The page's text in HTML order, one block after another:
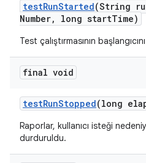
testRunStarted(String
Number, long startTime)
Test çalıştırmasının
final void
testRunStopped(long
Raporlar, kullanıcı isteği
durduruldu.